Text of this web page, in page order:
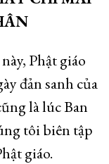
Phật giáo
đản sanh của
là lúc Ban
tôi biên tập
giáo.